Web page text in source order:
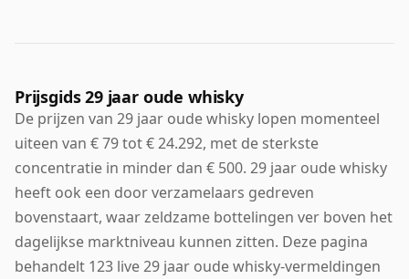
Prijsgids 29 jaar oude whisky
De prijzen van 29 jaar oude whisky lopen momenteel
uiteen van € 79 tot € 24.292, met de sterkste
concentratie in minder dan € 500. 29 jaar oude whisky
heeft ook een door verzamelaars gedreven
bovenstaart, waar zeldzame bottelingen ver boven het
dagelijkse marktniveau kunnen zitten. Deze pagina
behandelt 123 live 29 jaar oude whisky-vermeldingen